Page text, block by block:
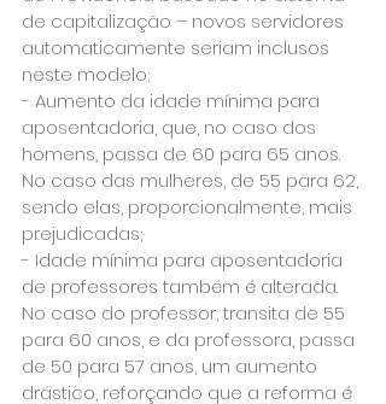
de capitalização – novos servidores
automaticamente seriam inclusos
neste modelo;
- Aumento da idade mínima para
aposentadoria, que, no caso dos
homens, passa de 60 para 65 anos.
No caso das mulheres, de 55 para 62,
sendo elas, proporcionalmente, mais
prejudicadas;
- Idade mínima para aposentadoria
de professores também é alterada.
No caso do professor, transita de 55
para 60 anos, e da professora, passa
de 50 para 57 anos, um aumento
drástico, reforçando que a reforma é